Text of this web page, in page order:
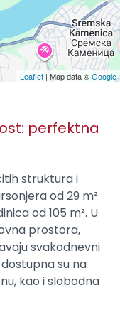
Leaflet | Map data ©Google
perfektna
struktura i
od 29 m²
od 105 m². U
prostora,
svakodnevni
su na
kao i slobodna